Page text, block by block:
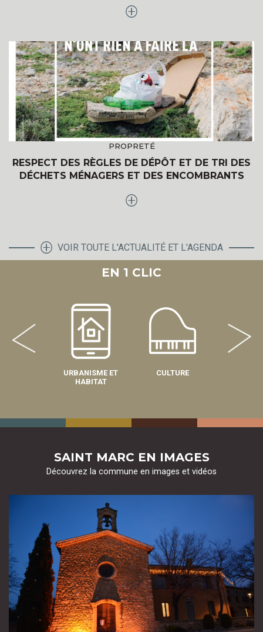
PROPRETÉ
RESPECT DES RÈGLES DE DÉPÔT ET DE TRI DES
DÉCHETS MÉNAGERS ET DES ENCOMBRANTS
VOIR TOUTE L'ACTUALITÉ ET L'AGENDA
EN 1 CLIC
URBANISME ET
HABITAT
CULTURE
SAINT MARC EN IMAGES
Découvrez la commune en images et vidéos